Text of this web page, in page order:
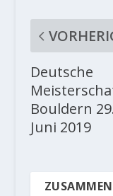
Deutsche
Bouldern
Juni 2019